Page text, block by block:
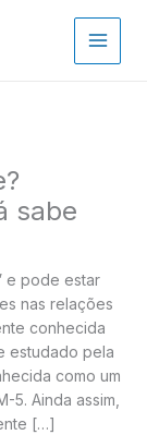
sabe
e pode estar
nas relações
conhecida
estudado pela
como um
5. Ainda assim,
[…]